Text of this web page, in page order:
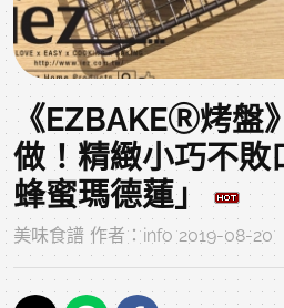
《EZBAKEⓇ烤盤
做！精緻小巧不敗
蜂蜜瑪德蓮」
美味食譜 作者：info 2019-08-20